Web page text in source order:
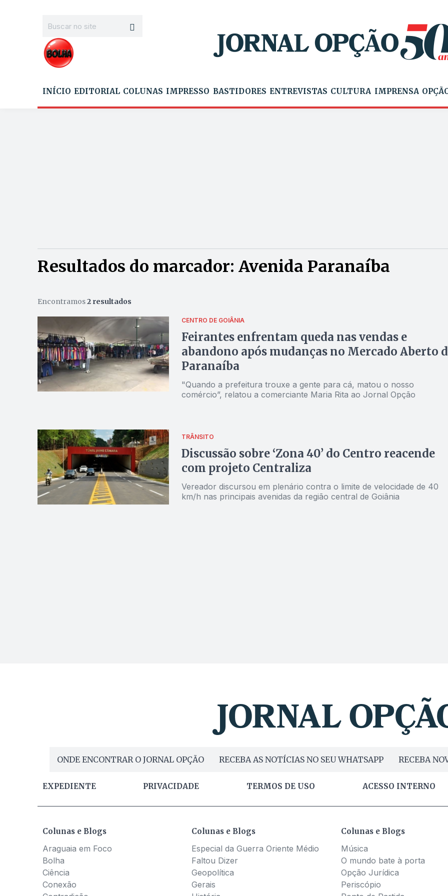
INÍCIO EDITORIAL COLUNAS IMPRESSO BASTIDORES ENTREVISTAS CULTURA IMPRENSA
Resultados do marcador: Avenida Paranaíba
Encontramos2 resultados
CENTRO DE GOIÂNIA
Feirantes enfrentam queda nas vendas e
abandono após mudanças no Mercado Aberto
Paranaíba
"Quando a prefeitura trouxe a gente para cá, matou o nosso
comércio”, relatou a comerciante Maria Rita ao Jornal Opção
TRÂNSITO
Discussão sobre ‘Zona 40’ do Centro reacende
com projeto Centraliza
Vereador discursou em plenário contra o limite de velocidade de 40
km/h nas principais avenidas da região central de Goiânia
ONDE ENCONTRAR O JORNAL OPÇÃO RECEBA AS NOTÍCIAS NO SEU WHATSAPP RECEBA
EXPEDIENTE PRIVACIDADE TERMOS DE USO ACESSO INTERNO
Colunas e Blogs
Araguaia em Foco
Bolha
Ciência
Conexão
Colunas e Blogs
Especial da Guerra Oriente Médio
Faltou Dizer
Geopolítica
Gerais
Colunas e Blogs
Música
O mundo bate à porta
Opção Jurídica
Periscópio